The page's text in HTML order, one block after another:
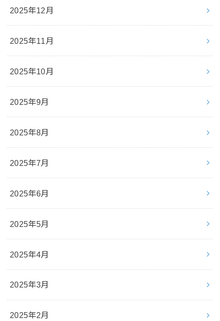
2025年12月
2025年11月
2025年10月
2025年9月
2025年8月
2025年7月
2025年6月
2025年5月
2025年4月
2025年3月
2025年2月